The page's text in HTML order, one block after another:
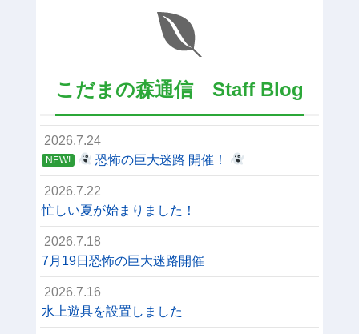
こだまの森通信 Staff Blog
2026.7.24
NEW! 恐怖の巨大迷路 開催！
2026.7.22
忙しい夏が始まりました！
2026.7.18
7月19日恐怖の巨大迷路開催
2026.7.16
水上遊具を設置しました